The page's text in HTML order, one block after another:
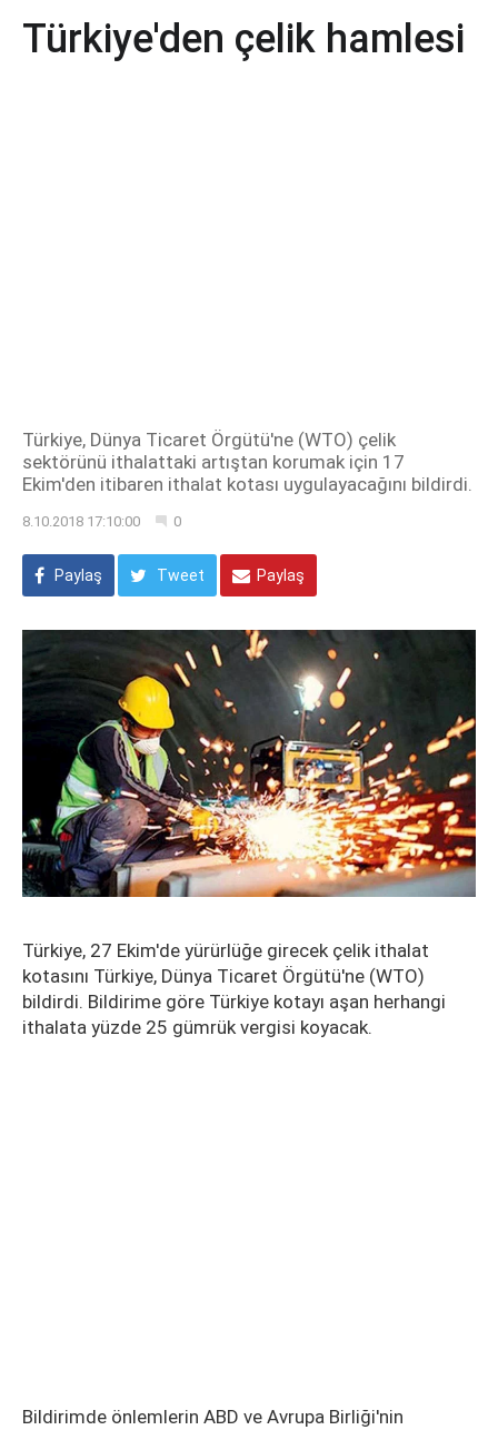
Türkiye'den çelik hamlesi
Türkiye, Dünya Ticaret Örgütü'ne (WTO) çelik
sektörünü ithalattaki artıştan korumak için 17
Ekim'den itibaren ithalat kotası uygulayacağını bildirdi.
8.10.2018 17:10:00 0
Paylaş Tweet Paylaş
Türkiye, 27 Ekim'de yürürlüğe girecek çelik ithalat
kotasını Türkiye, Dünya Ticaret Örgütü'ne (WTO)
bildirdi. Bildirime göre Türkiye kotayı aşan herhangi
ithalata yüzde 25 gümrük vergisi koyacak.
Bildirimde önlemlerin ABD ve Avrupa Birliği'nin